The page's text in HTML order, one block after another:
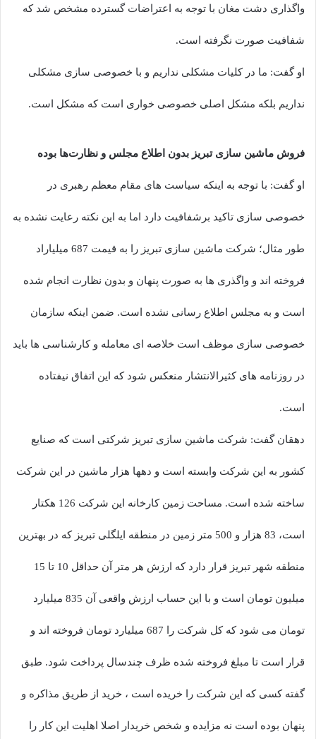
واگذاری دشت مغان با توجه به اعتراضات گسترده مشخص شد که
شفافیت صورت نگرفته است.
او گفت: ما در کلیات مشکلی نداریم و با خصوصی سازی مشکلی
نداریم بلکه مشکل اصلی خصوصی خواری است که مشکل است.
فروش ماشین سازی تبریز بدون اطلاع مجلس و نظارت‌ها بوده
او گفت: با توجه به اینکه سیاست های مقام معظم رهبری در
خصوصی سازی تاکید برشفافیت دارد اما به این نکته رعایت نشده به
طور مثال؛ شرکت ماشین سازی تبریز را به قیمت 687 میلیاراد
فروخته اند و واگذری ها به صورت پنهان و بدون نظارت انجام شده
است و به مجلس اطلاع رسانی نشده است. ضمن اینکه سازمان
خصوصی سازی موظف است خلاصه ای معامله و کارشناسی ها باید
در روزنامه های کثیرالانتشار منعکس شود که این اتفاق نیفتاده
است.
دهقان گفت: شرکت ماشین سازی تبریز شرکتی است که صنایع
کشور به این شرکت وابسته است و دهها هزار ماشین در این شرکت
ساخته شده است. مساحت زمین کارخانه این شرکت 126 هکتار
است، 83 هزار و 500 متر زمین در منطقه ایلگلی تبریز که در بهترین
منطقه شهر تبریز قرار دارد که ارزش هر متر آن حداقل 10 تا 15
میلیون تومان است و با این حساب ارزش واقعی آن 835 میلیارد
تومان می شود که کل شرکت را 687 میلیارد تومان فروخته اند و
قرار است تا مبلغ فروخته شده ظرف چندسال پرداخت شود. طبق
گفته کسی که این شرکت را خریده است ، خرید از طریق مذاکره و
پنهان بوده است نه مزایده و شخص خریدار اصلا اهلیت این کار را